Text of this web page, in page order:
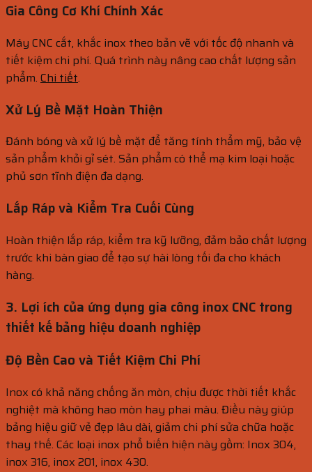
Gia Công Cơ Khí Chính Xác
Máy CNC cắt, khắc inox theo bản vẽ với tốc độ nhanh và
tiết kiệm chi phí. Quá trình này nâng cao chất lượng sản
phẩm. Chi tiết.
Xử Lý Bề Mặt Hoàn Thiện
Đánh bóng và xử lý bề mặt để tăng tính thẩm mỹ, bảo vệ
sản phẩm khỏi gỉ sét. Sản phẩm có thể mạ kim loại hoặc
phủ sơn tĩnh điện đa dạng.
Lắp Ráp và Kiểm Tra Cuối Cùng
Hoàn thiện lắp ráp, kiểm tra kỹ lưỡng, đảm bảo chất lượng
trước khi bàn giao để tạo sự hài lòng tối đa cho khách
hàng.
3. Lợi ích của ứng dụng gia công inox CNC trong
thiết kế bảng hiệu doanh nghiệp
Độ Bền Cao và Tiết Kiệm Chi Phí
Inox có khả năng chống ăn mòn, chịu được thời tiết khắc
nghiệt mà không hao mòn hay phai màu. Điều này giúp
bảng hiệu giữ vẻ đẹp lâu dài, giảm chi phí sửa chữa hoặc
thay thế. Các loại inox phổ biến hiện này gồm: Inox 304,
inox 316, inox 201, inox 430.